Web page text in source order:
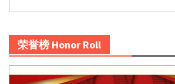
荣誉榜 Honor Roll